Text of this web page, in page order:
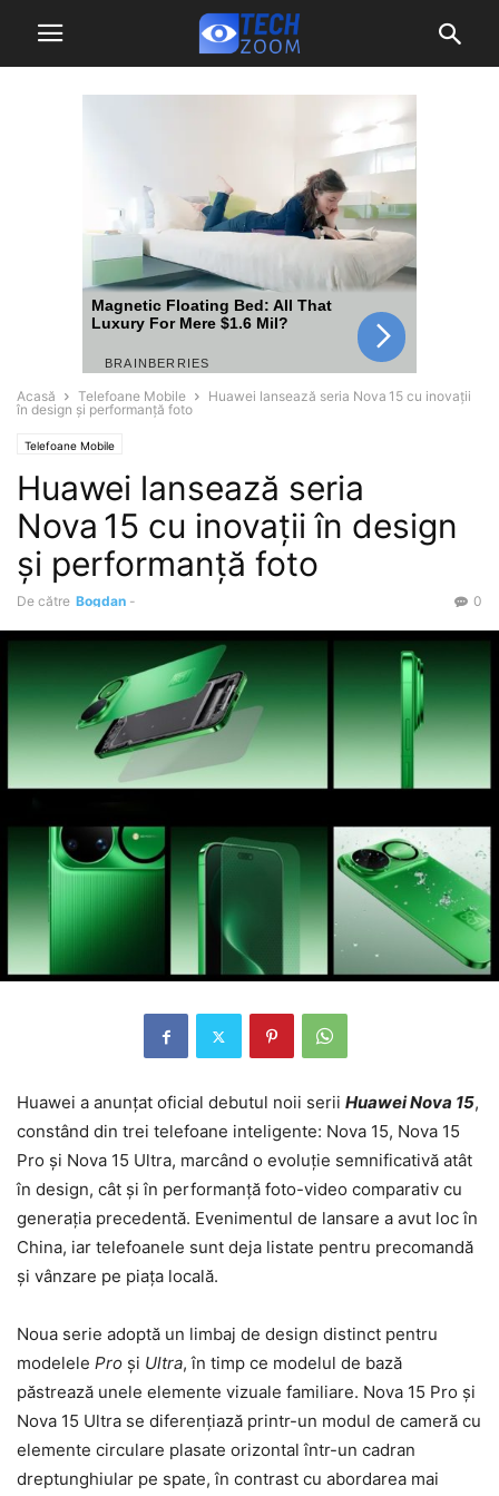
Acasă Telefoane Mobile
Huawei lansează seria Nova 15 cu inovații
în design și performanță foto
Telefoane Mobile
Huawei lansează seria
Nova 15 cu inovații în design
și performanță foto
De către Bogdan - 0
Huawei a anunțat oficial debutul noii serii Huawei Nova 15,
constând din trei telefoane inteligente: Nova 15, Nova 15
Pro și Nova 15 Ultra, marcând o evoluție semnificativă atât
în design, cât și în performanță foto-video comparativ cu
generația precedentă. Evenimentul de lansare a avut loc în
China, iar telefoanele sunt deja listate pentru precomandă
și vânzare pe piața locală.
Noua serie adoptă un limbaj de design distinct pentru
modelele Pro și Ultra, în timp ce modelul de bază
păstrează unele elemente vizuale familiare. Nova 15 Pro și
Nova 15 Ultra se diferențiază printr-un modul de cameră cu
elemente circulare plasate orizontal într-un cadran
dreptunghiular pe spate, în contrast cu abordarea mai